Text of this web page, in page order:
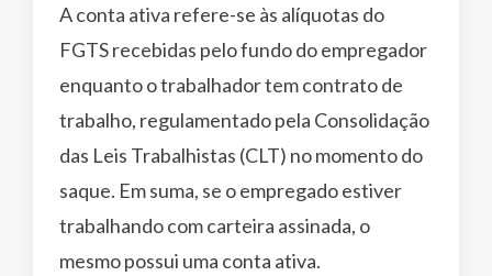
A conta ativa refere-se às alíquotas do
FGTS recebidas pelo fundo do empregador
enquanto o trabalhador tem contrato de
trabalho, regulamentado pela Consolidação
das Leis Trabalhistas (CLT) no momento do
saque. Em suma, se o empregado estiver
trabalhando com carteira assinada, o
mesmo possui uma conta ativa.